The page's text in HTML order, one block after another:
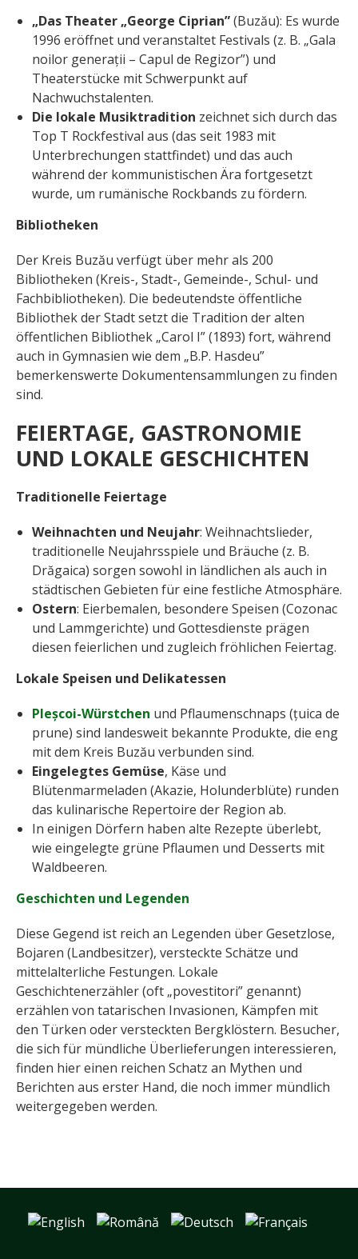
„Das Theater „George Ciprian”(Buzău): Es wurde
1996 eröffnet und veranstaltet Festivals (z. B. „Gala
noilor generații – Capul de Regizor”) und
Theaterstücke mit Schwerpunkt auf
Nachwuchstalenten.
Die lokale Musiktradition zeichnet sich durch das
Top T Rockfestival aus (das seit 1983 mit
Unterbrechungen stattfindet) und das auch
während der kommunistischen Ära fortgesetzt
wurde, um rumänische Rockbands zu fördern.
Bibliotheken
Der Kreis Buzău verfügt über mehr als 200
Bibliotheken (Kreis-, Stadt-, Gemeinde-, Schul- und
Fachbibliotheken). Die bedeutendste öffentliche
Bibliothek der Stadt setzt die Tradition der alten
öffentlichen Bibliothek „Carol I” (1893) fort, während
auch in Gymnasien wie dem „B.P. Hasdeu”
bemerkenswerte Dokumentensammlungen zu finden
sind.
FEIERTAGE, GASTRONOMIE
UND LOKALE GESCHICHTEN
Traditionelle Feiertage
Weihnachten und Neujahr: Weihnachtslieder,
traditionelle Neujahrsspiele und Bräuche (z. B.
Drăgaica) sorgen sowohl in ländlichen als auch in
städtischen Gebieten für eine festliche Atmosphäre.
Ostern: Eierbemalen, besondere Speisen (Cozonac
und Lammgerichte) und Gottesdienste prägen
diesen feierlichen und zugleich fröhlichen Feiertag.
Lokale Speisen und Delikatessen
Pleșcoi-Würstchen und Pflaumenschnaps (țuica de
prune) sind landesweit bekannte Produkte, die eng
mit dem Kreis Buzău verbunden sind.
Eingelegtes Gemüse, Käse und
Blütenmarmeladen (Akazie, Holunderblüte) runden
das kulinarische Repertoire der Region ab.
In einigen Dörfern haben alte Rezepte überlebt,
wie eingelegte grüne Pflaumen und Desserts mit
Waldbeeren.
Geschichten und Legenden
Diese Gegend ist reich an Legenden über Gesetzlose,
Bojaren (Landbesitzer), versteckte Schätze und
mittelalterliche Festungen. Lokale
Geschichtenerzähler (oft „povestitori” genannt)
erzählen von tatarischen Invasionen, Kämpfen mit
den Türken oder versteckten Bergklöstern. Besucher,
die sich für mündliche Überlieferungen interessieren,
finden hier einen reichen Schatz an Mythen und
Berichten aus erster Hand, die noch immer mündlich
weitergegeben werden.